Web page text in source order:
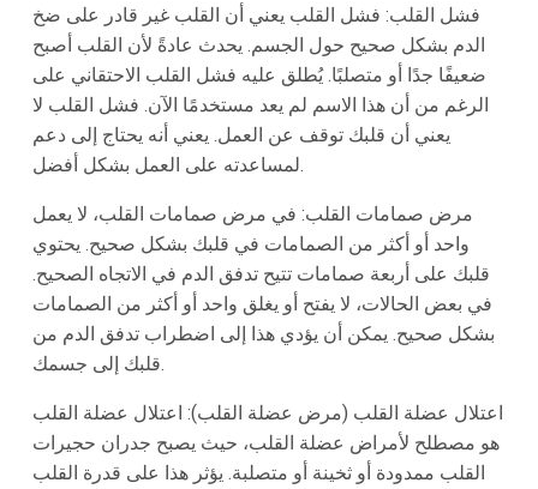
فشل القلب: فشل القلب يعني أن القلب غير قادر على ضخ
الدم بشكل صحيح حول الجسم. يحدث عادةً لأن القلب أصبح
ضعيفًا جدًا أو متصلبًا. يُطلق عليه فشل القلب الاحتقاني على
الرغم من أن هذا الاسم لم يعد مستخدمًا الآن. فشل القلب لا
يعني أن قلبك توقف عن العمل. يعني أنه يحتاج إلى دعم
لمساعدته على العمل بشكل أفضل.
مرض صمامات القلب: في مرض صمامات القلب، لا يعمل
واحد أو أكثر من الصمامات في قلبك بشكل صحيح. يحتوي
قلبك على أربعة صمامات تتيح تدفق الدم في الاتجاه الصحيح.
في بعض الحالات، لا يفتح أو يغلق واحد أو أكثر من الصمامات
بشكل صحيح. يمكن أن يؤدي هذا إلى اضطراب تدفق الدم من
قلبك إلى جسمك.
اعتلال عضلة القلب (مرض عضلة القلب): اعتلال عضلة القلب
هو مصطلح لأمراض عضلة القلب، حيث يصبح جدران حجيرات
القلب ممدودة أو ثخينة أو متصلبة. يؤثر هذا على قدرة القلب